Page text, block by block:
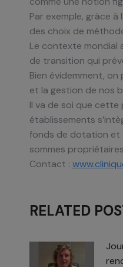
Par exemple, grâce
des choix de
Le contexte mondial
de transition qui
Bien évidemment,
et la gestion de nos
Il va de soi que
établissements
fonds de dotation et
sommes
Contact :
RELATED